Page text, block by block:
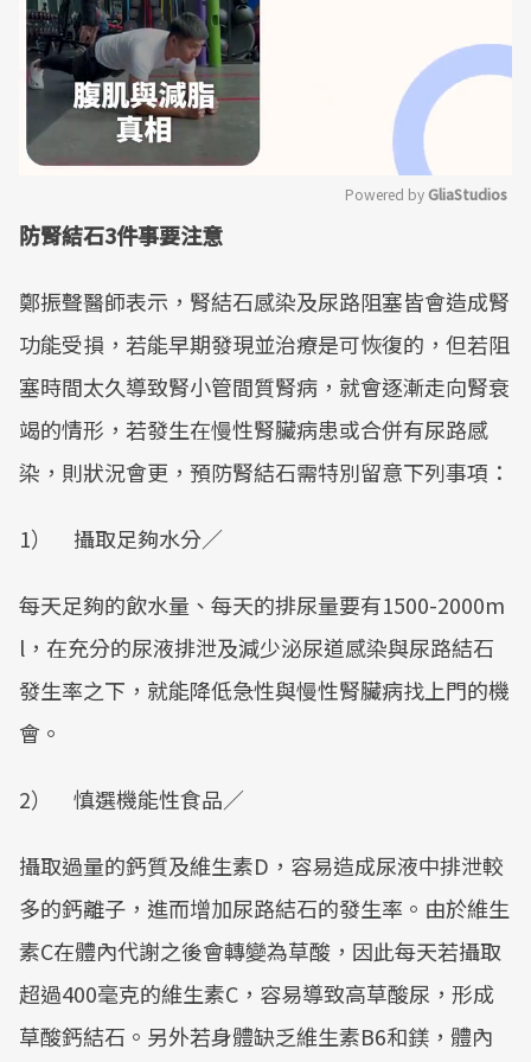
Powered by GliaStudios
防腎結石3件事要注意
鄭振聲醫師表示，腎結石感染及尿路阻塞皆會造成腎
功能受損，若能早期發現並治療是可恢復的，但若阻
塞時間太久導致腎小管間質腎病，就會逐漸走向腎衰
竭的情形，若發生在慢性腎臟病患或合併有尿路感
染，則狀況會更，預防腎結石需特別留意下列事項：
1） 攝取足夠水分／
每天足夠的飲水量、每天的排尿量要有1500-2000m
l，在充分的尿液排泄及減少泌尿道感染與尿路結石
發生率之下，就能降低急性與慢性腎臟病找上門的機
會。
2） 慎選機能性食品／
攝取過量的鈣質及維生素D，容易造成尿液中排泄較
多的鈣離子，進而增加尿路結石的發生率。由於維生
素C在體內代謝之後會轉變為草酸，因此每天若攝取
超過400毫克的維生素C，容易導致高草酸尿，形成
草酸鈣結石。另外若身體缺乏維生素B6和鎂，體內